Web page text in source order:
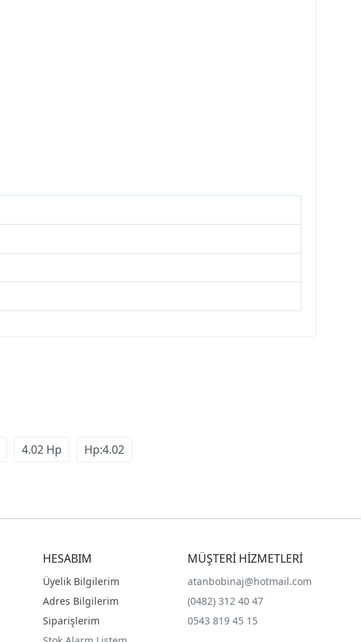
4.02 Hp Hp:4.02
HESABIM
Üyelik Bilgilerim
Adres Bilgilerim
Siparişlerim
MÜŞTERİ HİZMETLERİ
atanbobinaj@hotmail.com
(0482) 312 40 47
0543 819 45 15